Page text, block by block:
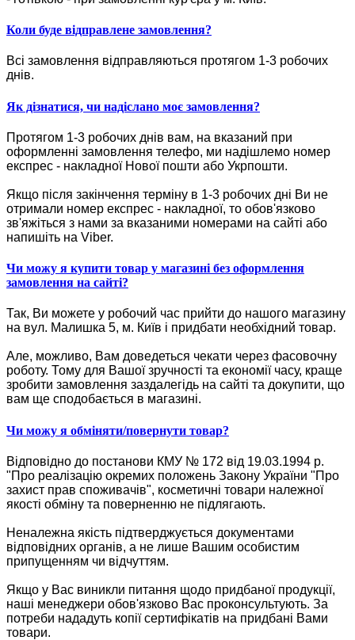
Коли буде відправлене замовлення?
Всі замовлення відправляються протягом 1-3 робочих
днів.
Як дізнатися, чи надіслано моє замовлення?
Протягом 1-3 робочих днів вам, на вказаний при
оформленні замовлення телефо, ми надішлемо номер
експрес - накладної Нової пошти або Укрпошти.
Якщо після закінчення терміну в 1-3 робочих дні Ви не
отримали номер експрес - накладної, то обов'язково
зв'яжіться з нами за вказаними номерами на сайті або
напишіть на Viber.
Чи можу я купити товар у магазині без оформлення
замовлення на сайті?
Так, Ви можете у робочий час прийти до нашого магазину
на вул. Малишка 5, м. Київ і придбати необхідний товар.
Але, можливо, Вам доведеться чекати через фасовочну
роботу. Тому для Вашої зручності та економії часу, краще
зробити замовлення заздалегідь на сайті та докупити, що
вам ще сподобається в магазині.
Чи можу я обміняти/повернути товар?
Відповідно до постанови КМУ № 172 від 19.03.1994 р.
"Про реалізацію окремих положень Закону України "Про
захист прав споживачів", косметичні товари належної
якості обміну та поверненню не підлягають.
Неналежна якість підтверджується документами
відповідних органів, а не лише Вашим особистим
припущенням чи відчуттям.
Якщо у Вас виникли питання щодо придбаної продукції,
наші менеджери обов'язково Вас проконсультують. За
потреби нададуть копії сертифікатів на придбані Вами
товари.